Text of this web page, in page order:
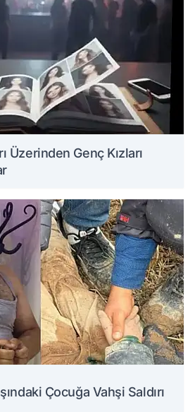
Üzerinden Genç Kızları
Çocuğa Vahşi Saldırı